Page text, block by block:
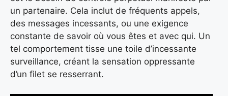
un partenaire. Cela inclut de fréquents appels,
des messages incessants, ou une exigence
constante de savoir où vous êtes et avec qui. Un
tel comportement tisse une toile d’incessante
surveillance, créant la sensation oppressante
d’un filet se resserrant.